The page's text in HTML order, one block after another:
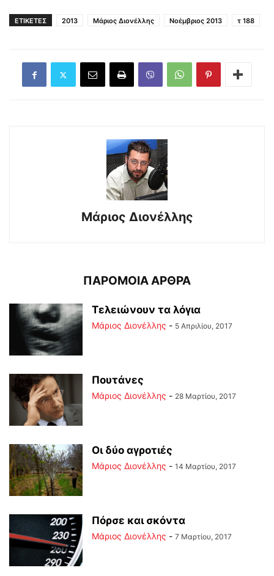
ΕΤΙΚΕΤΕΣ 2013 Μάριος Διονέλλης Νοέμβριος 2013 τ 188
Μάριος Διονέλλης
ΠΑΡΟΜΟΙΑ ΑΡΘΡΑ
Τελειώνουν τα λόγια
Μάριος Διονέλλης - 5 Απριλίου, 2017
Πουτάνες
Μάριος Διονέλλης - 28 Μαρτίου, 2017
Οι δύο αγροτιές
Μάριος Διονέλλης - 14 Μαρτίου, 2017
Πόρσε και σκόντα
Μάριος Διονέλλης - 7 Μαρτίου, 2017